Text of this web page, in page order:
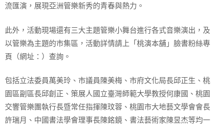
流匯演，展現亞洲管樂新秀的青春與熱力。
此外，活動現場還有三大主題管樂小舞台進行各式音樂演出，及
以管樂為主題的市集區，活動詳情請上「桃演本舖」臉書粉絲專
頁（網址：）查詢。
包括立法委員萬美玲、市議員陳美梅、市府文化局長邱正生、桃
園區副區長邱創正、策展人國立臺灣師範大學教授何康國、桃園
交響管樂團執行長暨常任指揮陳玟蓉、桃園市大地藝文學會會長
許瑞月、中國書法學會理事長陳銘鏡、書法藝術家陳昱杰等均一